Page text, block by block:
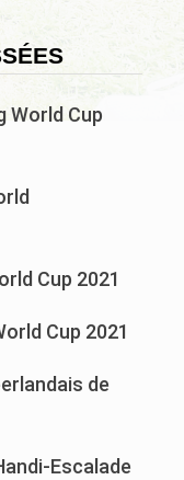
World Cup
Cup 2021
Cup 2021
de
Escalade